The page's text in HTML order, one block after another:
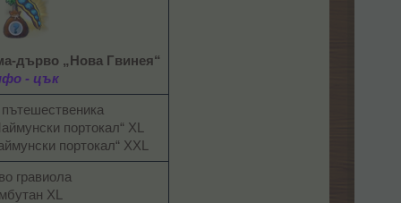
дърво „Нова Гвинея“
- цък
портокал“ XL
портокал“ XXL​
гравиола
XL